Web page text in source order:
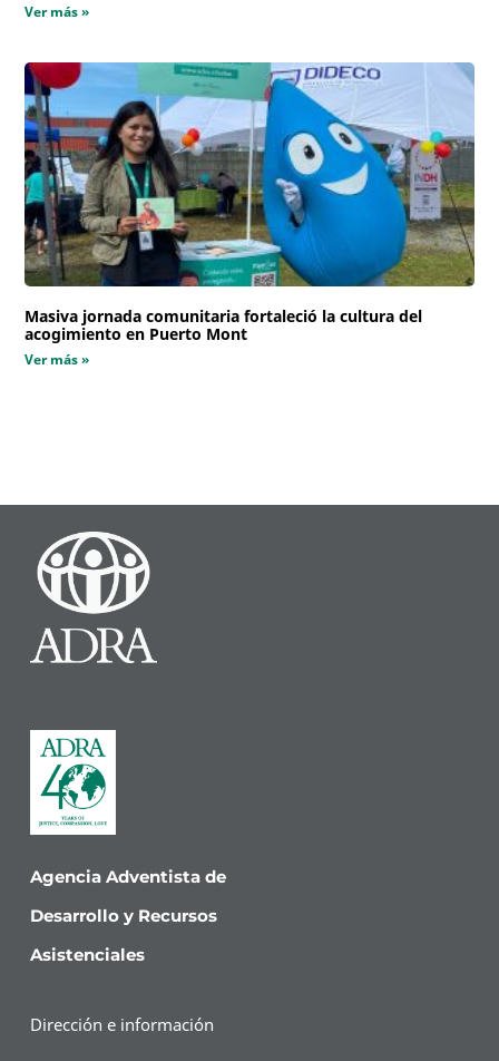
Ver más »
Masiva jornada comunitaria fortaleció la cultura del
acogimiento en Puerto Mont
Ver más »
Agencia Adventista de
Desarrollo y Recursos
Asistenciales
Dirección e información